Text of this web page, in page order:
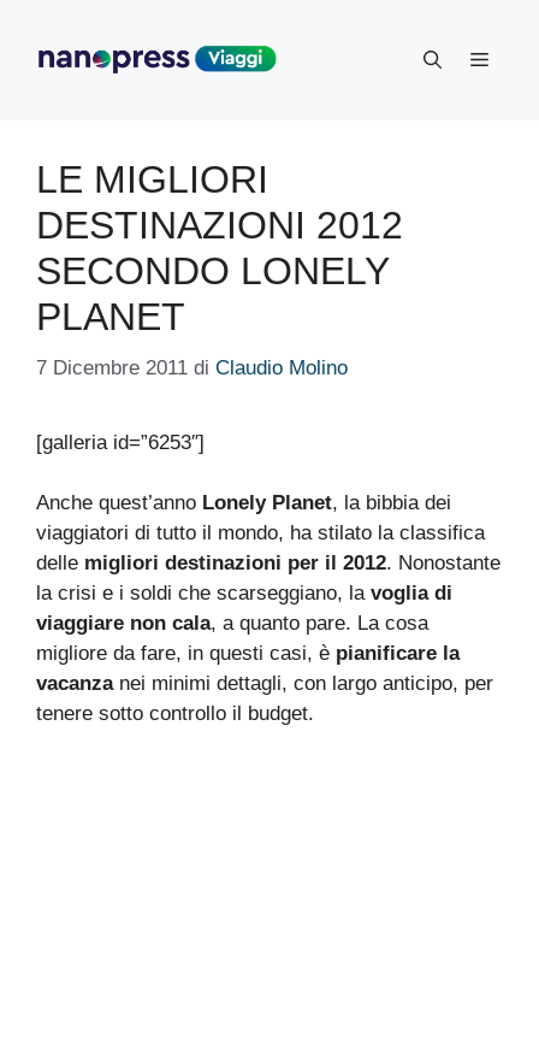
contenuto
Menu
LE MIGLIORI
DESTINAZIONI 2012
SECONDO LONELY
PLANET
7 Dicembre 2011 di Claudio Molino
[galleria id=”6253″]
Anche quest’anno Lonely Planet, la bibbia dei
viaggiatori di tutto il mondo, ha stilato la classifica
delle migliori destinazioni per il 2012. Nonostante
la crisi e i soldi che scarseggiano, la voglia di
viaggiare non cala, a quanto pare. La cosa
migliore da fare, in questi casi, è pianificare la
vacanzanei minimi dettagli, con largo anticipo, per
tenere sotto controllo il budget.